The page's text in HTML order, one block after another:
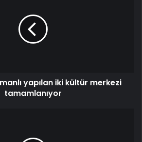
yapılan iki kültür merkezi
tamamlanıyor